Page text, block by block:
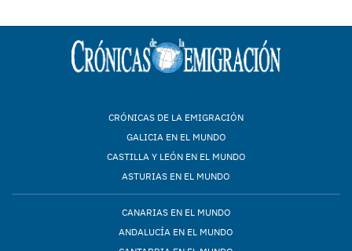
CRÓNICAS DE LA EMIGRACIÓN
GALICIA EN EL MUNDO
CASTILLA Y LEÓN EN EL MUNDO
ASTURIAS EN EL MUNDO
CANARIAS EN EL MUNDO
ANDALUCÍA EN EL MUNDO